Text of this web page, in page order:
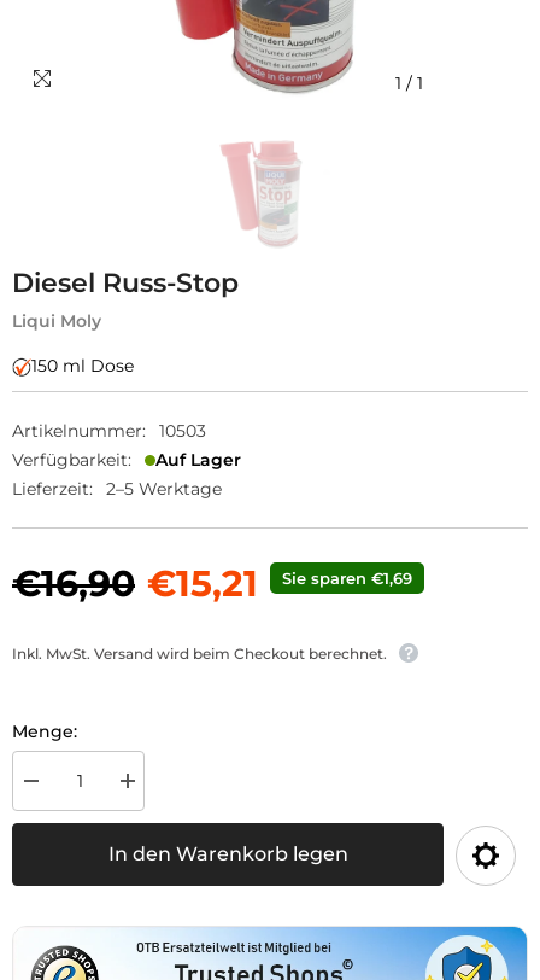
1 / 1
Diesel Russ-Stop
Liqui Moly
150 ml Dose
Artikelnummer:
10503
Verfügbarkeit:
Auf Lager
Lieferzeit:
2–5 Werktage
€16,90 €15,21 Sie sparen €1,69
Inkl. MwSt. Versand wird beim Checkout berechnet.
Menge:
für
Diesel
Menge
für
Diesel
Russ-
Stop
In den Warenkorb legen